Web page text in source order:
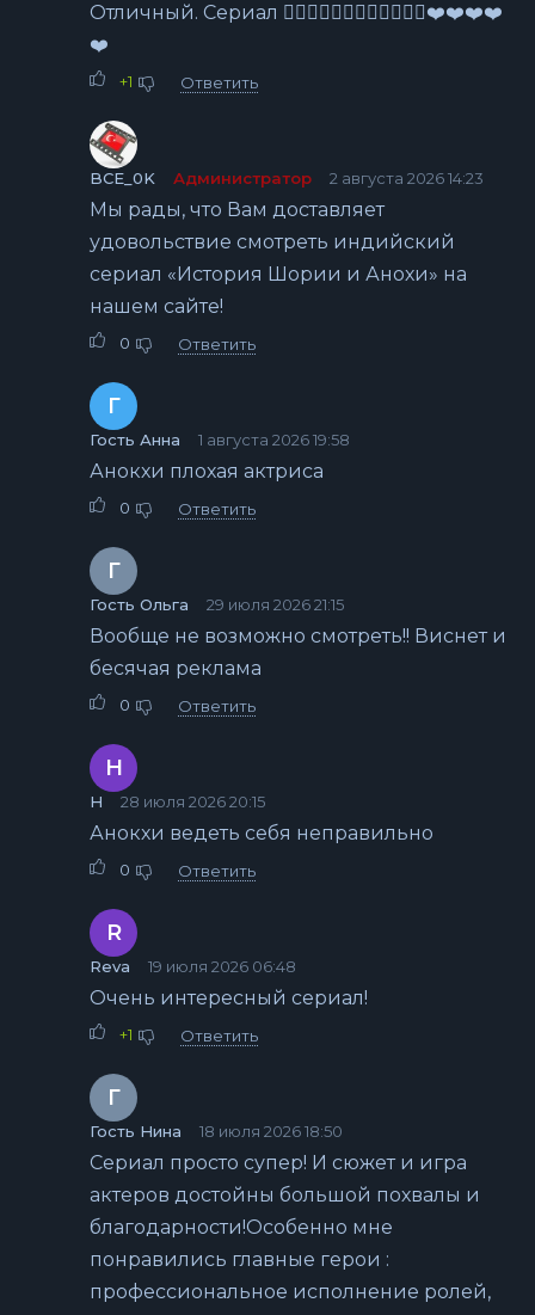
Отличный. Сериал 👍🏻👍🏻👍🏻👍🏻👍🏻👍🏻❤️❤️❤️❤️
❤️
+1 Ответить
BCE_0K Администратор 2 августа 2026 14:23
Мы рады, что Вам доставляет
удовольствие смотреть индийский
сериал «История Шории и Анохи» на
нашем сайте!
0 Ответить
Г
Гость Анна 1 августа 2026 19:58
Анокхи плохая актриса
0 Ответить
Г
Гость Ольга 29 июля 2026 21:15
Вообще не возможно смотреть!! Виснет и
бесячая реклама
0 Ответить
Н
Н 28 июля 2026 20:15
Анокхи ведеть себя неправильно
0 Ответить
R
Reva 19 июля 2026 06:48
Очень интересный сериал!
+1 Ответить
Г
Гость Нина 18 июля 2026 18:50
Сериал просто супер! И сюжет и игра
актеров достойны большой похвалы и
благодарности!Особенно мне
понравились главные герои :
профессиональное исполнение ролей,